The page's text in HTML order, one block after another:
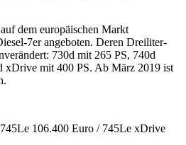
dem europäischen Markt
7er angeboten. Deren Dreiliter-
730d mit 265 PS, 740d
xDrive mit 400 PS. Ab März 2019 ist
106.400 Euro / 745Le xDrive